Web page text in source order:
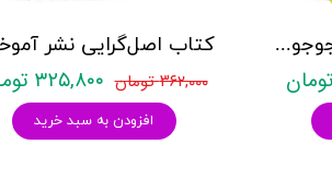
۳۶۲,۰۰۰ تومان ۳۲۵,۸۰۰ تومان
افزودن به سبد خرید
کتاب یک بعلاوه یک جوجو مویز - نشر آموت